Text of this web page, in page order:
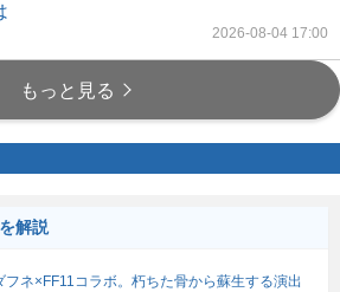
2026-08-04 17:00
もっと見る
解説
フネ×FF11コラボ。朽ちた骨から蘇生する演出